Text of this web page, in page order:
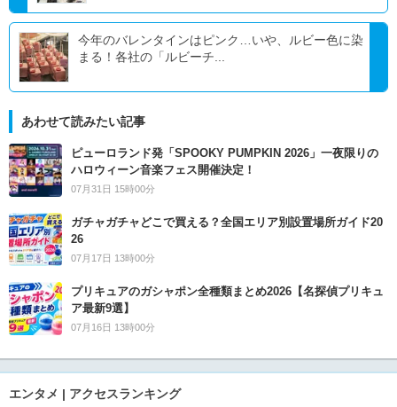
今年のバレンタインはピンク…いや、ルビー色に染
まる！各社の「ルビーチ...
あわせて読みたい記事
ピューロランド発「SPOOKY PUMPKIN 2026」一夜限りの
ハロウィーン音楽フェス開催決定！
07月31日 15時00分
ガチャガチャどこで買える？全国エリア別設置場所ガイド20
26
07月17日 13時00分
プリキュアのガシャポン全種類まとめ2026【名探偵プリキュ
ア最新9選】
07月16日 13時00分
エンタメ | アクセスランキング